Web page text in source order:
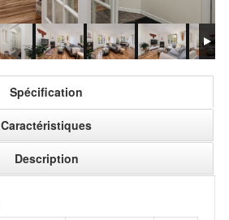
Spécification
Caractéristiques
Description